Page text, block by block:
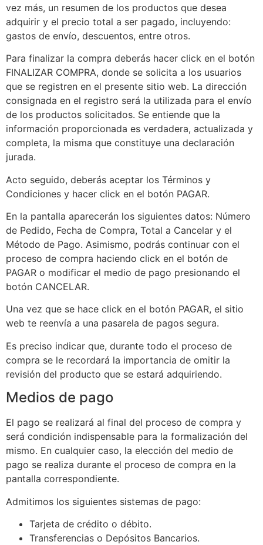
vez más, un resumen de los productos que desea
adquirir y el precio total a ser pagado, incluyendo:
gastos de envío, descuentos, entre otros.
Para finalizar la compra deberás hacer click en el botón
FINALIZAR COMPRA, donde se solicita a los usuarios
que se registren en el presente sitio web. La dirección
consignada en el registro será la utilizada para el envío
de los productos solicitados. Se entiende que la
información proporcionada es verdadera, actualizada y
completa, la misma que constituye una declaración
jurada.
Acto seguido, deberás aceptar los Términos y
Condiciones y hacer click en el botón PAGAR.
En la pantalla aparecerán los siguientes datos: Número
de Pedido, Fecha de Compra, Total a Cancelar y el
Método de Pago. Asimismo, podrás continuar con el
proceso de compra haciendo click en el botón de
PAGAR o modificar el medio de pago presionando el
botón CANCELAR.
Una vez que se hace click en el botón PAGAR, el sitio
web te reenvía a una pasarela de pagos segura.
Es preciso indicar que, durante todo el proceso de
compra se le recordará la importancia de omitir la
revisión del producto que se estará adquiriendo.
Medios de pago
El pago se realizará al final del proceso de compra y
será condición indispensable para la formalización del
mismo. En cualquier caso, la elección del medio de
pago se realiza durante el proceso de compra en la
pantalla correspondiente.
Admitimos los siguientes sistemas de pago:
Tarjeta de crédito o débito.
Transferencias o Depósitos Bancarios.